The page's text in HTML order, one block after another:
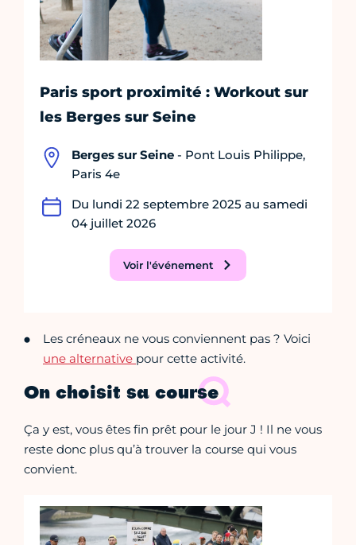
Paris sport proximité : Workout sur
les Berges sur Seine
Berges sur Seine - Pont Louis Philippe,
Paris 4e
Du lundi 22 septembre 2025 au samedi
04 juillet 2026
Voir l'événement
Les créneaux ne vous conviennent pas ? Voici
une alternative pour cette activité.
On choisit sa course
Ça y est, vous êtes fin prêt pour le jour J ! Il ne vous
reste donc plus qu’à trouver la course qui vous
convient.